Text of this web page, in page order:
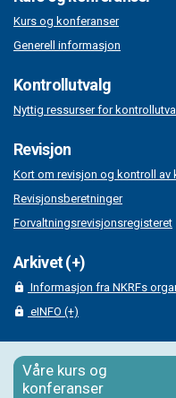
Kurs og konferanser
Generell informasjon
Kontrollutvalg
Nyttig ressurser for
Revisjon
Kort om revisjon og kontroll av
Revisjonsberetninger
Forvaltningsrevisjonsregisteret
Arkivet (+)
Informasjon fra NKRFs
eINFO (+)
Våre kurs og
konferanser